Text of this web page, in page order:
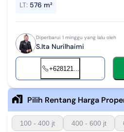
Luas Tanah 576 m2 S...
LT: 576 m²
Diperbarui 1 minggu yang lalu oleh
S.Ita Nurilhaimi
+628121...
Pilih Rentang Harga
100 - 400 jt 400 - 600 jt